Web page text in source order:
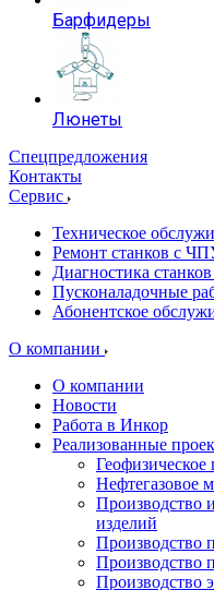
Барфидеры
Люнеты
Спецпредложения
Контакты
Сервис
Техническое
Ремонт станков с
Диагностика
Пусконаладочные
Абонентское
О компании
О компании
Новости
Работа в Инкор
Реализованные
Геофизическое
Нефтегазовое
Производство
изделий
Производство
Производство
Производство